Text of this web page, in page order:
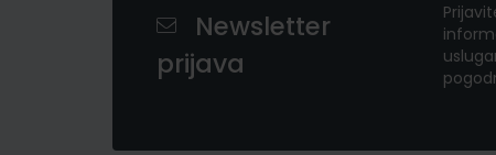
Newsletter
prijava